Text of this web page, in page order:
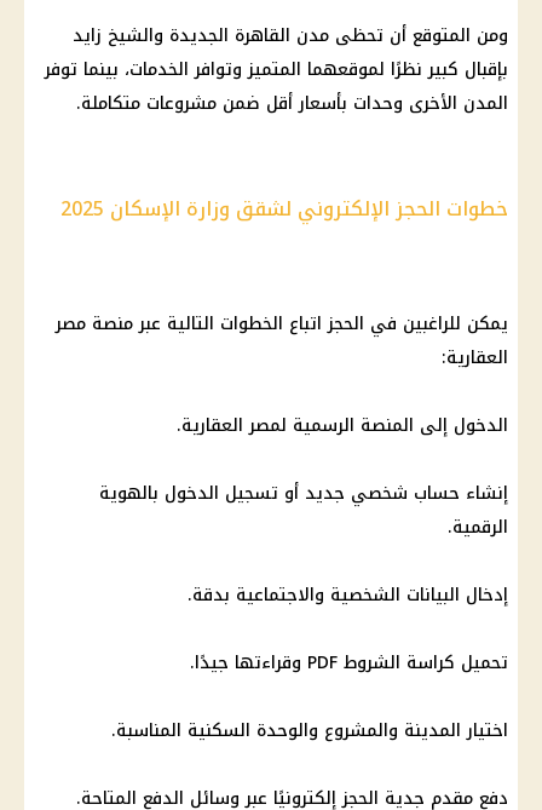
ومن المتوقع أن تحظى مدن القاهرة الجديدة والشيخ زايد
بإقبال كبير نظرًا لموقعهما المتميز وتوافر الخدمات، بينما توفر
المدن الأخرى وحدات بأسعار أقل ضمن مشروعات متكاملة.
خطوات الحجز الإلكتروني لشقق وزارة الإسكان 2025
يمكن للراغبين في الحجز اتباع الخطوات التالية عبر منصة مصر
العقارية:
الدخول إلى المنصة الرسمية لمصر العقارية.
إنشاء حساب شخصي جديد أو تسجيل الدخول بالهوية
الرقمية.
إدخال البيانات الشخصية والاجتماعية بدقة.
تحميل كراسة الشروط PDF وقراءتها جيدًا.
اختيار المدينة والمشروع والوحدة السكنية المناسبة.
دفع مقدم جدية الحجز إلكترونيًا عبر وسائل الدفع المتاحة.